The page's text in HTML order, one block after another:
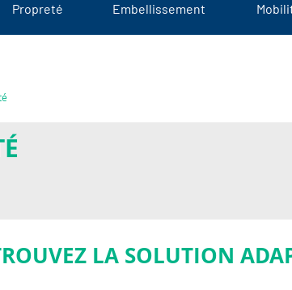
Propreté Embellissement
LA SOLUTION